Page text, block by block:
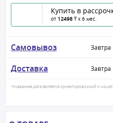
Купить в
от 12498 ₸ x 6 мес.
Самовывоз Завтра
Доставка Завтра
*Указанная дата является ориентировочной и